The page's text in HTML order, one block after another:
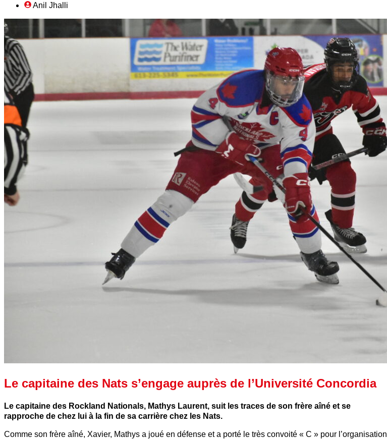
Anil Jhalli
Le capitaine des Nats s’engage auprès de l’Université Concordia
Le capitaine des Rockland Nationals, Mathys Laurent, suit les traces de son frère aîné et se
rapproche de chez lui à la fin de sa carrière chez les Nats.
Comme son frère aîné, Xavier, Mathys a joué en défense et a porté le très convoité « C » pour l’organisation